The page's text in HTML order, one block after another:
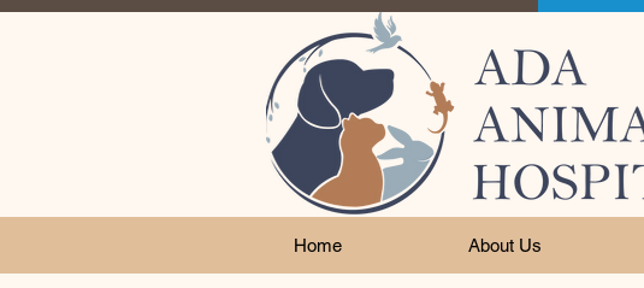
Home About Us